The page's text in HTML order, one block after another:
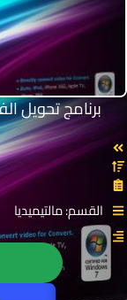
القسم: مالتيميديا